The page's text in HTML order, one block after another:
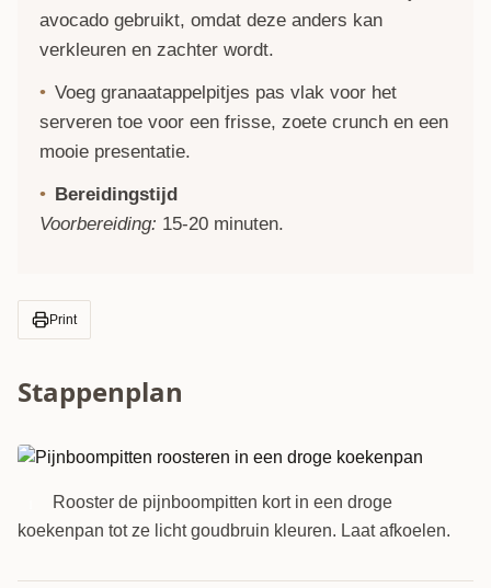
avocado gebruikt, omdat deze anders kan
verkleuren en zachter wordt.
Voeg granaatappelpitjes pas vlak voor het
serveren toe voor een frisse, zoete crunch en een
mooie presentatie.
Bereidingstijd
Voorbereiding: 15-20 minuten.
Print
Stappenplan
Rooster de pijnboompitten kort in een droge
koekenpan tot ze licht goudbruin kleuren. Laat afkoelen.